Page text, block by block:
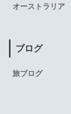
オーストラリア
ブログ
旅ブログ